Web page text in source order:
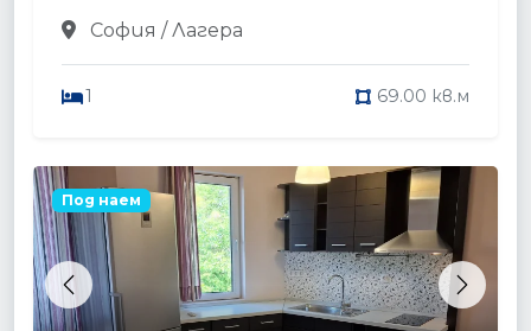
София / Лагера
1 69.00 кв.м
Previous Next
Под наем